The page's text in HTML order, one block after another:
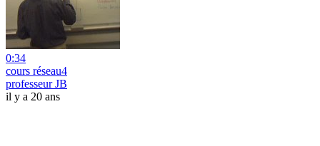
0:34
cours réseau4
professeur JB
il y a 20 ans